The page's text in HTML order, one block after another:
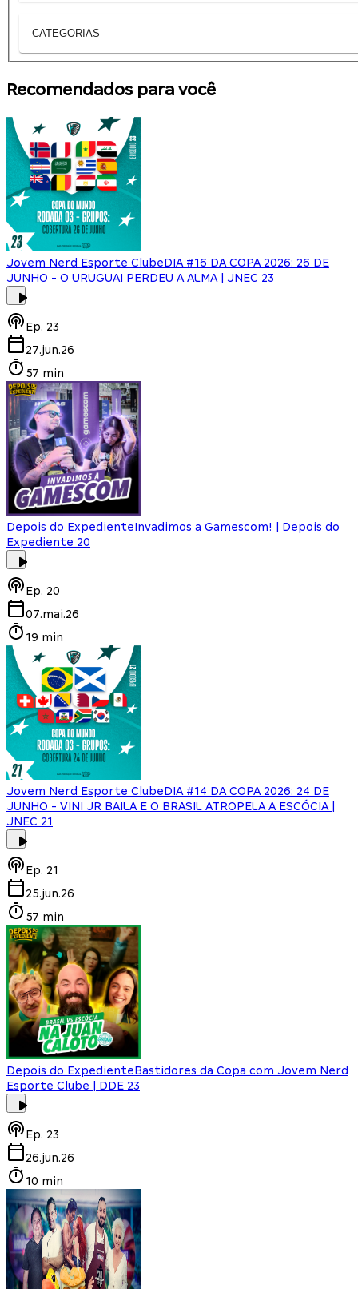
CATEGORIAS
Recomendados para você
Jovem Nerd Esporte ClubeDIA #16 DA COPA 2026: 26 DE
JUNHO - O URUGUAI PERDEU A ALMA | JNEC 23
Ep. 23
27.jun.26
57 min
Depois do ExpedienteInvadimos a Gamescom! | Depois do
Expediente 20
Ep. 20
07.mai.26
19 min
Jovem Nerd Esporte ClubeDIA #14 DA COPA 2026: 24 DE
JUNHO - VINI JR BAILA E O BRASIL ATROPELA A ESCÓCIA |
JNEC 21
Ep. 21
25.jun.26
57 min
Depois do ExpedienteBastidores da Copa com Jovem Nerd
Esporte Clube | DDE 23
Ep. 23
26.jun.26
10 min